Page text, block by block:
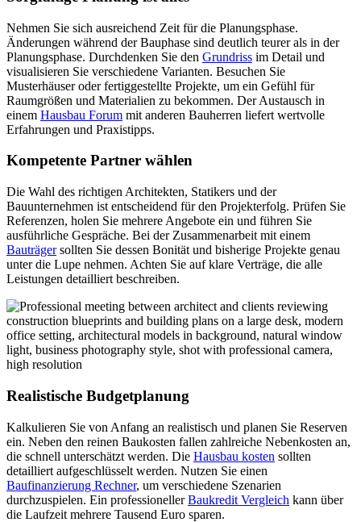
Nehmen Sie sich ausreichend Zeit für die Planungsphase.
Änderungen während der Bauphase sind deutlich teurer als in der
Planungsphase. Durchdenken Sie den Grundriss im Detail und
visualisieren Sie verschiedene Varianten. Besuchen Sie
Musterhäuser oder fertiggestellte Projekte, um ein Gefühl für
Raumgrößen und Materialien zu bekommen. Der Austausch in
einem Hausbau Forum mit anderen Bauherren liefert wertvolle
Erfahrungen und Praxistipps.
Kompetente Partner wählen
Die Wahl des richtigen Architekten, Statikers und der
Bauunternehmen ist entscheidend für den Projekterfolg. Prüfen Sie
Referenzen, holen Sie mehrere Angebote ein und führen Sie
ausführliche Gespräche. Bei der Zusammenarbeit mit einem
Bauträgersollten Sie dessen Bonität und bisherige Projekte genau
unter die Lupe nehmen. Achten Sie auf klare Verträge, die alle
Leistungen detailliert beschreiben.
Realistische Budgetplanung
Kalkulieren Sie von Anfang an realistisch und planen Sie Reserven
ein. Neben den reinen Baukosten fallen zahlreiche Nebenkosten an,
die schnell unterschätzt werden. Die Hausbau kosten sollten
detailliert aufgeschlüsselt werden. Nutzen Sie einen
Baufinanzierung Rechner, um verschiedene Szenarien
durchzuspielen. Ein professionellerBaukredit Vergleich kann über
die Laufzeit mehrere Tausend Euro sparen.